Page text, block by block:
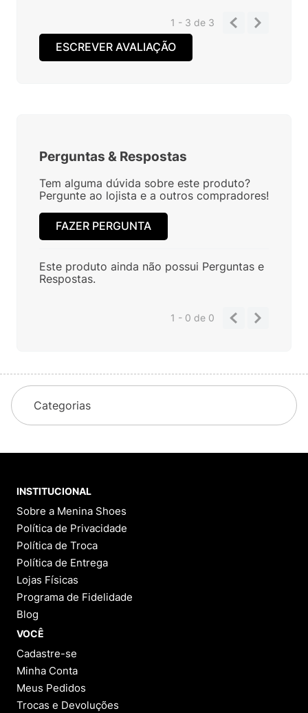
1 - 3de 3
ESCREVER AVALIAÇÃO
Perguntas & Respostas
Tem alguma dúvida sobre este produto?
Pergunte ao lojista e a outros compradores!
FAZER PERGUNTA
Este produto ainda não possui Perguntas e
Respostas.
1 - 0de 0
Categorias
INSTITUCIONAL
Sobre a Menina Shoes
Política de Privacidade
Política de Troca
Política de Entrega
Lojas Físicas
Programa de Fidelidade
Blog
VOCÊ
Cadastre-se
Minha Conta
Meus Pedidos
Trocas e Devoluções